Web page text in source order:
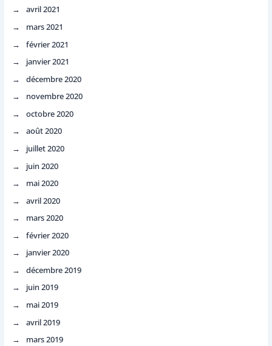
avril 2021
mars 2021
février 2021
janvier 2021
décembre 2020
novembre 2020
octobre 2020
août 2020
juillet 2020
juin 2020
mai 2020
avril 2020
mars 2020
février 2020
janvier 2020
décembre 2019
juin 2019
mai 2019
avril 2019
mars 2019